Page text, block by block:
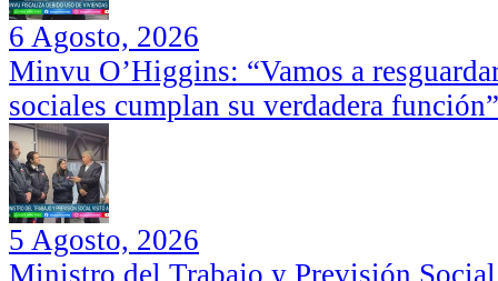
6 Agosto, 2026
Minvu O’Higgins: “Vamos a
sociales cumplan su verdadera función”
5 Agosto, 2026
Ministro del Trabajo y Previsión